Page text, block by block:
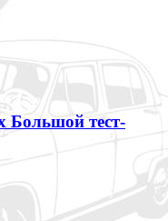
Большой тест-